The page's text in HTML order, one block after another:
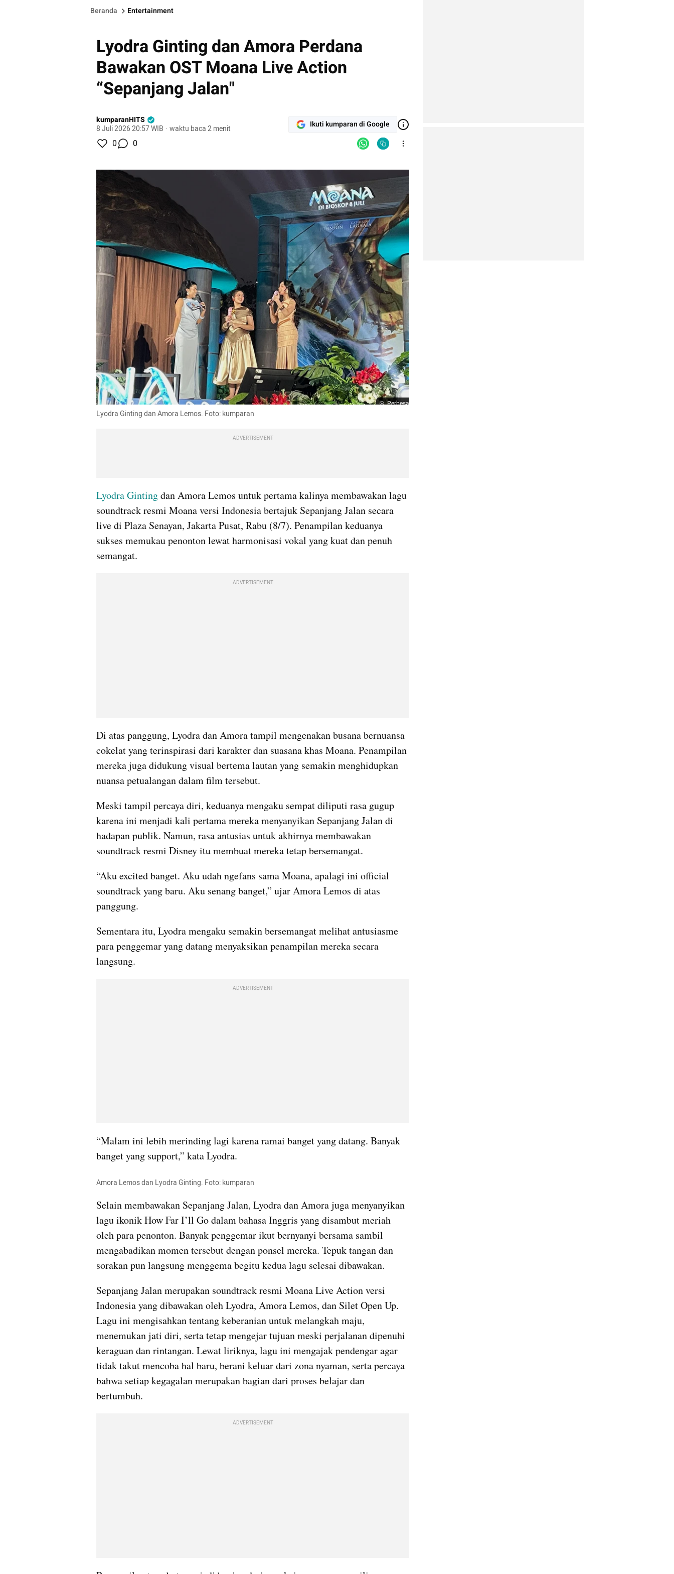
Beranda Entertainment
Lyodra Ginting dan Amora Perdana
Bawakan OST Moana Live Action
“Sepanjang Jalan"
kumparanHITS
8 Juli 2026 20:57 WIB · waktu baca 2 menit Ikuti kumparan di Google
0 0
Perbesar
Lyodra Ginting dan Amora Lemos. Foto: kumparan
ADVERTISEMENT
Lyodra Ginting dan Amora Lemos untuk pertama kalinya membawakan lagu
soundtrack resmi Moana versi Indonesia bertajuk Sepanjang Jalan secara
live di Plaza Senayan, Jakarta Pusat, Rabu (8/7). Penampilan keduanya
sukses memukau penonton lewat harmonisasi vokal yang kuat dan penuh
semangat.
ADVERTISEMENT
Di atas panggung, Lyodra dan Amora tampil mengenakan busana bernuansa
cokelat yang terinspirasi dari karakter dan suasana khas Moana. Penampilan
mereka juga didukung visual bertema lautan yang semakin menghidupkan
nuansa petualangan dalam film tersebut.
Meski tampil percaya diri, keduanya mengaku sempat diliputi rasa gugup
karena ini menjadi kali pertama mereka menyanyikan Sepanjang Jalan di
hadapan publik. Namun, rasa antusias untuk akhirnya membawakan
soundtrack resmi Disney itu membuat mereka tetap bersemangat.
“Aku excited banget. Aku udah ngefans sama Moana, apalagi ini official
soundtrack yang baru. Aku senang banget,” ujar Amora Lemos di atas
panggung.
Sementara itu, Lyodra mengaku semakin bersemangat melihat antusiasme
para penggemar yang datang menyaksikan penampilan mereka secara
langsung.
ADVERTISEMENT
“Malam ini lebih merinding lagi karena ramai banget yang datang. Banyak
banget yang support,” kata Lyodra.
Amora Lemos dan Lyodra Ginting. Foto: kumparan
Selain membawakan Sepanjang Jalan, Lyodra dan Amora juga menyanyikan
lagu ikonik How Far I’ll Go dalam bahasa Inggris yang disambut meriah
oleh para penonton. Banyak penggemar ikut bernyanyi bersama sambil
mengabadikan momen tersebut dengan ponsel mereka. Tepuk tangan dan
sorakan pun langsung menggema begitu kedua lagu selesai dibawakan.
Sepanjang Jalan merupakan soundtrack resmi Moana Live Action versi
Indonesia yang dibawakan oleh Lyodra, Amora Lemos, dan Silet Open Up.
Lagu ini mengisahkan tentang keberanian untuk melangkah maju,
menemukan jati diri, serta tetap mengejar tujuan meski perjalanan dipenuhi
keraguan dan rintangan. Lewat liriknya, lagu ini mengajak pendengar agar
tidak takut mencoba hal baru, berani keluar dari zona nyaman, serta percaya
bahwa setiap kegagalan merupakan bagian dari proses belajar dan
bertumbuh.
ADVERTISEMENT